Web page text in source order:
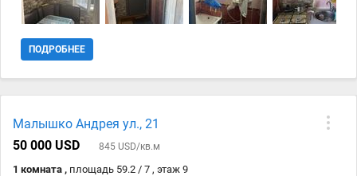
ПОДРОБНЕЕ
Малышко Андрея ул., 21
50 000 USD
845 USD/кв.м
1 комната , площадь 59.2 / 7 , этаж 9